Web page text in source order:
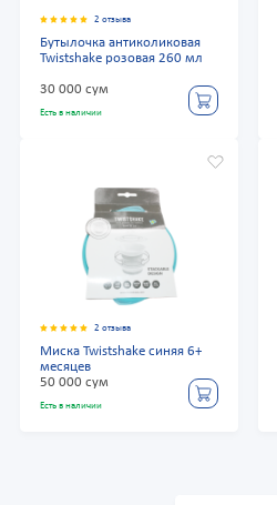
2 отзыва
Бутылочка антиколиковая
Twistshake розовая 260 мл
30 000 сум
Есть в наличии
2 отзыва
Миска Twistshake синяя 6+
месяцев
50 000 сум
Есть в наличии